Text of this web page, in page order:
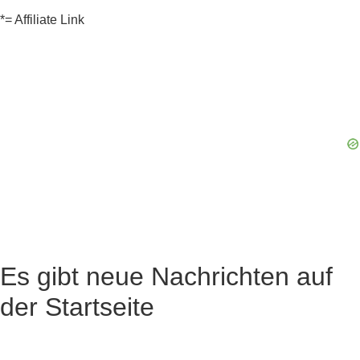
*= Affiliate Link
Es gibt neue Nachrichten auf
der Startseite